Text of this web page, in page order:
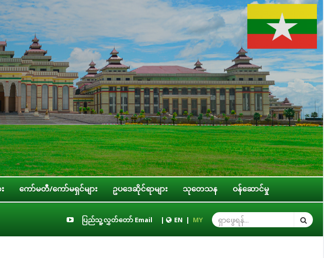
ကော်မတီ/ကော်မရှင်များ ဥပဒေဆိုင်ရာများ သုတေသန ဝန်ဆောင်မှု
စုအဆင့် အဖွဲ့အစည်းများ၊ ဝန်ကြီးဌာနများ၊ တိုင်းဒေသကြီး/ပြည်နယ် အစိုးရအဖွဲ့တို့နှင့် လုပ်ငန်းညှိနှိုင်းအစည်းအဝေ
ပြည်သူ့လွှတ်တော် Email | EN | MY